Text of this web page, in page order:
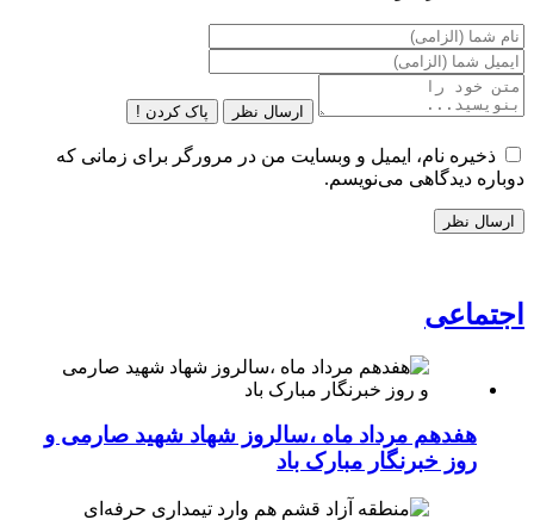
ارسال نظر پاک کردن !
ذخیره نام، ایمیل و وبسایت من در مرورگر برای زمانی که
دوباره دیدگاهی می‌نویسم.
اجتماعی
هفدهم مرداد ماه ،سالروز شهاد شهید صارمی و
روز خبرنگار مبارک باد